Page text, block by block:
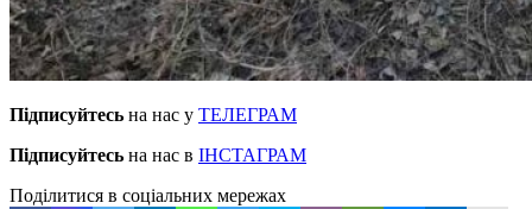
Підписуйтесь на нас у ТЕЛЕГРАМ
Підписуйтесь на нас в ІНСТАГРАМ
Поділитися в соціальних мережах